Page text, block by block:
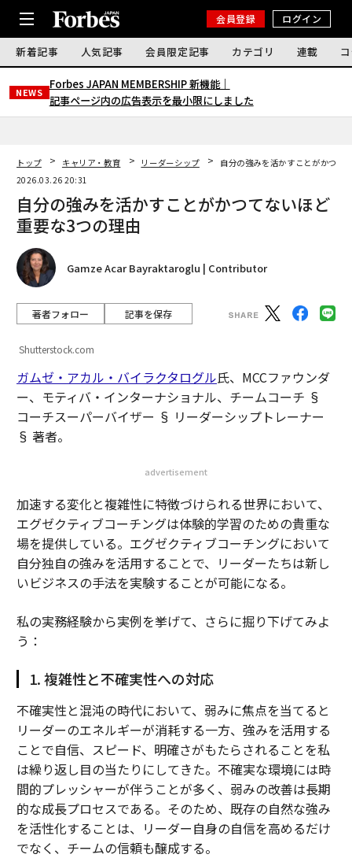
会員登録 ログイン
新着記事 人気記事 会員限定記事 カテゴリ 連載
NEWS
Forbes JAPAN MEMBERSHIP 新機能｜
記事ページ内の広告表示を最小限にしました
トップ キャリア・教育 リーダーシップ
自分の強みを活かすことがかつて
2026.03.26 20:31
自分の強みを活かすことがかつてないほど
重要な3つの理由
Gamze Acar Bayraktaroglu | Contributor
著者フォロー 記事を保存
Shutterstock.com
ガムゼ・アカル・バイラクタログル氏、MCCファウンダ
ー、モティバ・インターナショナル、チームコーチ §
コーチスーパーバイザー § リーダーシップトレーナー
§ 著者。
advertisement
加速する変化と複雑性に特徴づけられる世界において、
エグゼクティブコーチングは体験的学習のための貴重な
場を提供している。エグゼクティブコーチングにおいて
自分独自の強みを活用することで、リーダーたちは新し
いビジネスの手法を実験することが可能になる。
私の実務経験から実例を挙げて、さらに掘り下げてみよ
う：
1. 複雑性と不確実性への対応
不確実性と混沌の時代において、弱みに焦点を当てると
リーダーのエネルギーが消耗する一方、強みを活用する
ことで自信、スピード、明確さがもたらされることを私
は繰り返し目の当たりにしてきた。不確実な環境には時
間的プレッシャーが伴うことが多く、弱みの改善は長期
的な成長プロセスである。そのため、既存の自然な強み
を活性化することは、リーダー自身の自信を高めるだけ
でなく、チームの信頼も醸成する。